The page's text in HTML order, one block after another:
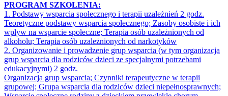
PROGRAM SZKOLENIA:
1. Podstawy wsparcia społecznego i terapii uzależnień 2 godz.
Teoretyczne podstawy wsparcia społecznego; Zasoby osobiste i ich
wpływ na wsparcie społeczne; Terapia osób uzależnionych od
alkoholu; Terapia osób uzależnionych od narkotyków
2. Organizowanie i prowadzenie grup wsparcia (w tym organizacja
grup wsparcia dla rodziców dzieci ze specjalnymi potrzebami
edukacyjnymi) 2 godz.
Organizacja grup wsparcia; Czynniki terapeutyczne w terapii
grupowej; Grupa wsparcia dla rodziców dzieci niepełnosprawnych;